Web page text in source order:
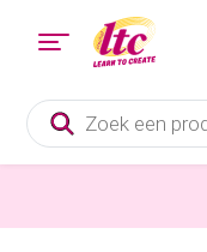
Producten
zoeken